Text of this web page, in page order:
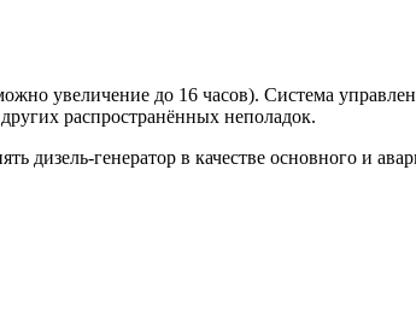
увеличение до 16 часов). Система
распространённых неполадок.
генератор в качестве основного и